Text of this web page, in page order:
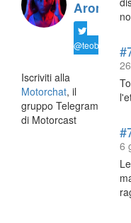
Arone
@teobiondo91
Iscriviti alla
Motorchat, il
gruppo Telegram
di Motorcast
6